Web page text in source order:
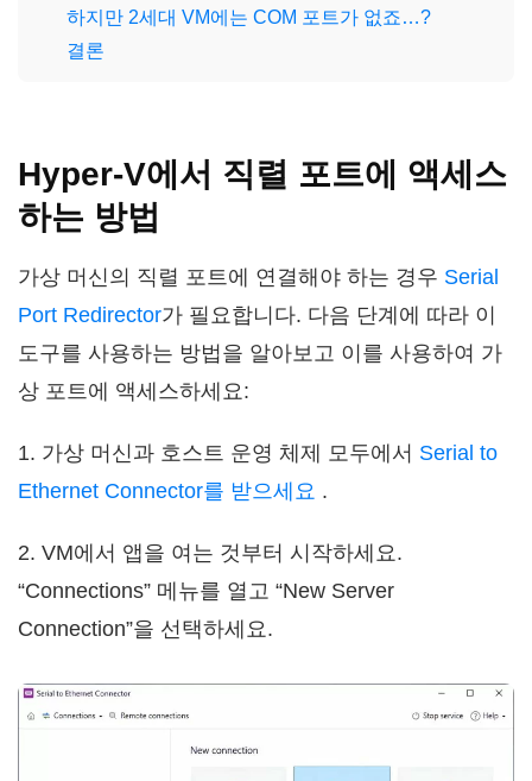
하지만 2세대 VM에는 COM 포트가 없죠…?
결론
Hyper-V에서 직렬 포트에 액세스
하는 방법
가상 머신의 직렬 포트에 연결해야 하는 경우 Serial
Port Redirector가 필요합니다. 다음 단계에 따라 이
도구를 사용하는 방법을 알아보고 이를 사용하여 가
상 포트에 액세스하세요:
1. 가상 머신과 호스트 운영 체제 모두에서 Serial to
Ethernet Connector를 받으세요 .
2. VM에서 앱을 여는 것부터 시작하세요.
“Connections” 메뉴를 열고 “New Server
Connection”을 선택하세요.